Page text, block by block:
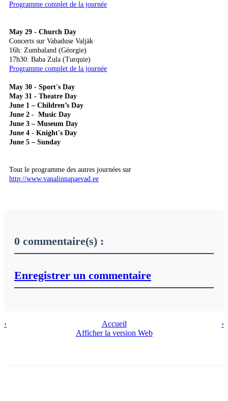
Programme complet de la journée
May 29 - Church Day
Concerts sur Vabaduse Valjäk
16h: Zumbaland (Géorgie)
17h30: Baba Zula (Turquie)
Programme complet de la journée
May 30 - Sport's Day
May 31 - Theatre Day
June 1 – Children’s Day
June 2 - Music Day
June 3 – Museum Day
June 4 - Knight's Day
June 5 – Sunday
Tout le programme des autres journées sur
http://www.vanalinnapaevad.ee
0 commentaire(s) :
Enregistrer un commentaire
‹ ›
Accueil
Afficher la version Web